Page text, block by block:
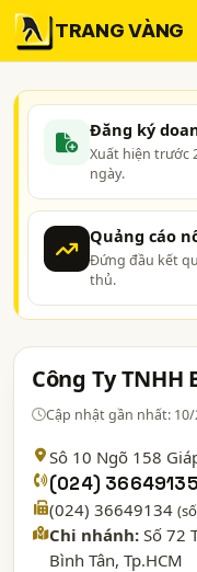
TRANG VÀNG
Đăng ký
Xuất hiện trước
ngày.
Quảng cáo
Đứng đầu kết
thủ.
Công Ty TNHH
Cập nhật gần nhất:
Sô 10 Ngõ 158
(024) 36649135
(024) 36649134
Chi nhánh: Số 72
Bình Tân, Tp.HCM